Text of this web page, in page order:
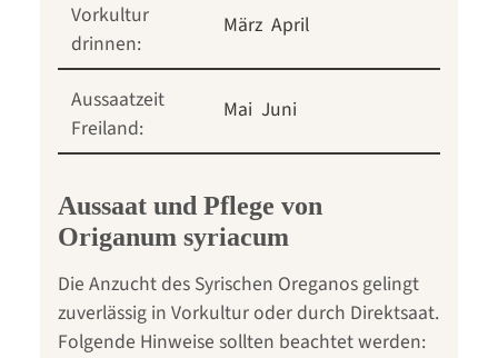
Vorkultur
drinnen:
März April
Aussaatzeit
Freiland:
Mai Juni
Aussaat und Pflege von
Origanum syriacum
Die Anzucht des Syrischen Oreganos gelingt
zuverlässig in Vorkultur oder durch Direktsaat.
Folgende Hinweise sollten beachtet werden: